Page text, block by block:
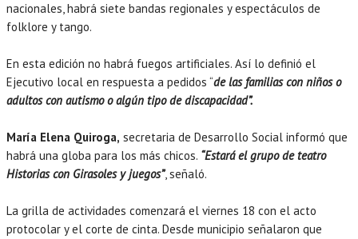
nacionales, habrá siete bandas regionales y espectáculos de
folklore y tango.
En esta edición no habrá fuegos artificiales. Así lo definió el
Ejecutivo local en respuesta a pedidos “de las familias con niños o
adultos con autismo o algún tipo de discapacidad”.
María Elena Quiroga, secretaria de Desarrollo Social informó que
habrá una globa para los más chicos. “Estará el grupo de teatro
Historias con Girasoles y juegos”, señaló.
La grilla de actividades comenzará el viernes 18 con el acto
protocolar y el corte de cinta. Desde municipio señalaron que